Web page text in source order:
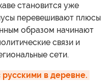
становится уже
перевешивают плюсы
образом начинают
связи и
сети.
русскими в деревне.